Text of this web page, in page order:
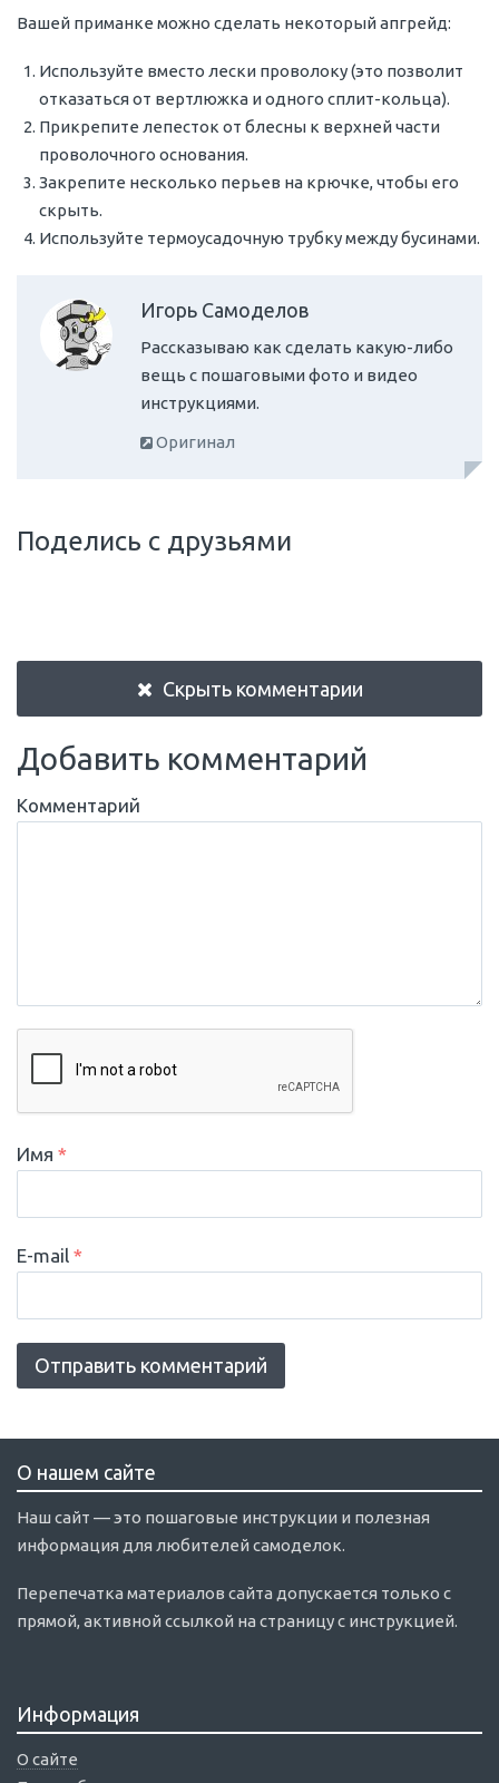
Вашей приманке можно сделать некоторый апгрейд:
Используйте вместо лески проволоку (это позволит
отказаться от вертлюжка и одного сплит-кольца).
Прикрепите лепесток от блесны к верхней части
проволочного основания.
Закрепите несколько перьев на крючке, чтобы его
скрыть.
Используйте термоусадочную трубку между бусинами.
Игорь Самоделов
Рассказываю как сделать какую-либо
вещь с пошаговыми фото и видео
инструкциями.
Оригинал
Поделись с друзьями
Скрыть комментарии
Добавить комментарий
Комментарий
Имя *
E-mail *
О нашем сайте
Наш сайт — это пошаговые инструкции и полезная
информация для любителей самоделок.
Перепечатка материалов сайта допускается только с
прямой, активной ссылкой на страницу с инструкцией.
Информация
О сайте